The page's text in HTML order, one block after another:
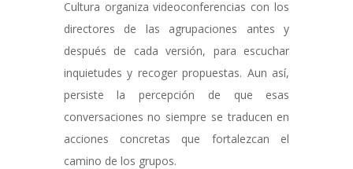
Cultura organiza videoconferencias con los
directores de las agrupaciones antes y
después de cada versión, para escuchar
inquietudes y recoger propuestas. Aun así,
persiste la percepción de que esas
conversaciones no siempre se traducen en
acciones concretas que fortalezcan el
camino de los grupos.